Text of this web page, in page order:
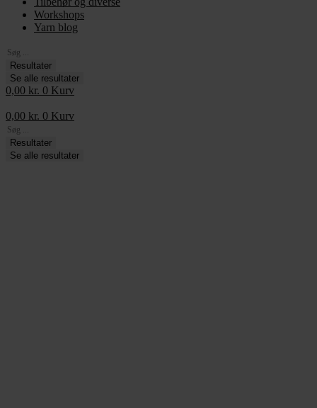
Workshops
Yarn blog
Search
...Resultater
Se alle resultater
0,00 kr. 0 Kurv
0,00 kr. 0 Kurv
Search
...Resultater
Se alle resultater